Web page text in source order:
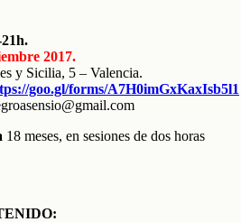
2017.
y Sicilia, 5 – Valencia.
goo.gl/forms/A7H0imGxKaxIsb5l1
18 meses, en sesiones de dos horas